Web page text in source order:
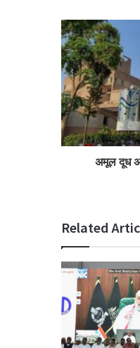
अमूल दूध
Related